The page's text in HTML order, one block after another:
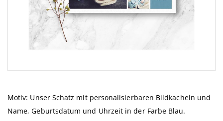
der
Bildgalerie
springen
Motiv: Unser Schatz mit personalisierbaren Bildkacheln und
Name, Geburtsdatum und Uhrzeit in der Farbe Blau.